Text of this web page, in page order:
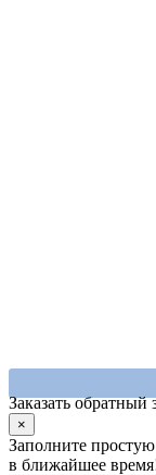
Заказать обратный
×
Заполните
в ближайшее